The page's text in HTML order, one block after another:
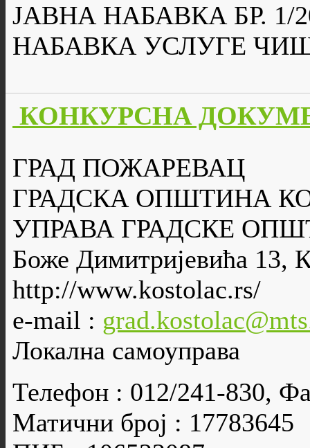
ЈАВНА НАБАВКА БР. 1/
НАБАВКА УСЛУГЕ
КОНКУРСНА
ГРАД ПОЖАРЕВАЦ
ГРАДСКА ОПШТИНА
УПРАВА ГРАДСКЕ
Боже Димитријевића 13,
http://www.kostolac.rs/
e-mail :
Локална самоуправа
Телефон : 012/241-830,
Матични број : 17783645